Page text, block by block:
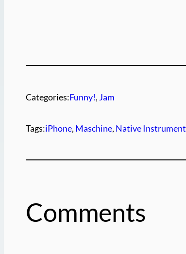
Categories:Funny!, Jam
Tags:iPhone, Maschine, Native Instrument
Comments